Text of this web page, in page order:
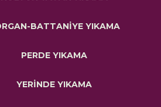
BATTANİYE YIKAMA
PERDE YIKAMA
YERİNDE YIKAMA